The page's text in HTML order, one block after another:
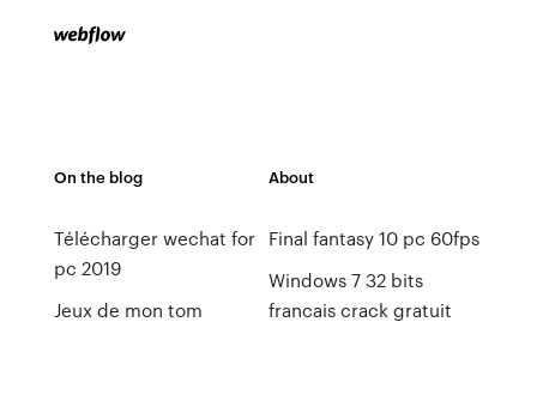
On the blog
Télécharger wechat for
pc 2019
Jeux de mon tom
About
Final fantasy 10 pc 60fps
Windows 7 32 bits
francais crack gratuit